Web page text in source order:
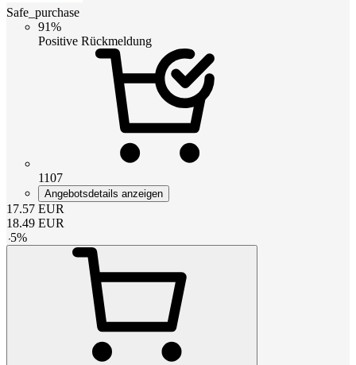
Safe_purchase
91%
Positive Rückmeldung
1107
Angebotsdetails anzeigen
17.57 EUR
18.49 EUR
-5%